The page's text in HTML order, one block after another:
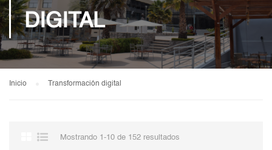
DIGITAL
Inicio Transformación digital
Mostrando 1-10 de 152 resultados